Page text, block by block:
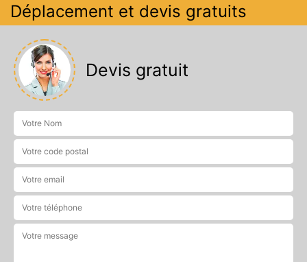
Déplacement et devis gratuits
Devis gratuit